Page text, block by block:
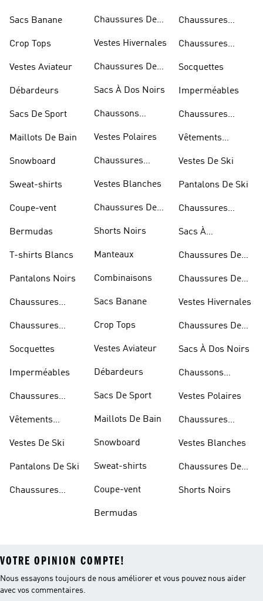
Sacs Banane
Crop Tops
Vestes Aviateur
Débardeurs
Sacs De Sport
Maillots De Bain
Snowboard
Sweat-shirts
Coupe-vent
Bermudas
T-shirts Blancs
Pantalons Noirs
Chaussures
Chaussures
Socquettes
Imperméables
Chaussures
Vêtements
Vestes De Ski
Pantalons De Ski
Chaussures
Chaussures De
Vestes Hivernales
Chaussures De
Sacs À Dos Noirs
Chaussons
Vestes Polaires
Chaussures
Vestes Blanches
Chaussures De
Shorts Noirs
Manteaux
Combinaisons
Sacs Banane
Crop Tops
Vestes Aviateur
Débardeurs
Sacs De Sport
Maillots De Bain
Snowboard
Sweat-shirts
Coupe-vent
Bermudas
Chaussures
Chaussures
Socquettes
Imperméables
Chaussures
Vêtements
Vestes De Ski
Pantalons De Ski
Chaussures
Sacs À
Chaussures De
Chaussures De
Vestes Hivernales
Chaussures De
Sacs À Dos Noirs
Chaussons
Vestes Polaires
Chaussures
Vestes Blanches
Chaussures De
Shorts Noirs
VOTRE OPINION COMPTE!
Nous essayons toujours de nous améliorer et vous pouvez nous aider
avec vos commentaires.